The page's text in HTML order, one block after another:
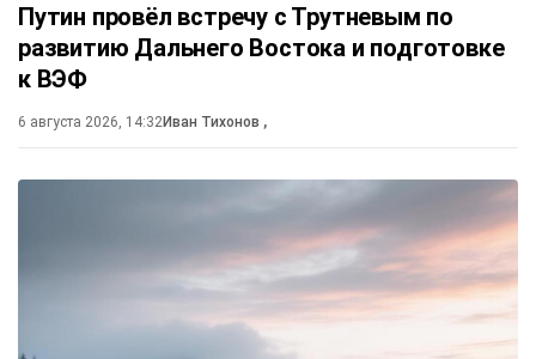
Путин провёл встречу с Трутневым по
развитию Дальнего Востока и подготовке
к ВЭФ
6 августа 2026, 14:32Иван Тихонов ,